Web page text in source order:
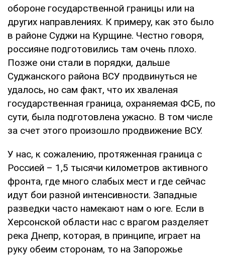
обороне государственной границы или на
других направлениях. К примеру, как это было
в районе Суджи на Курщине. Честно говоря,
россияне подготовились там очень плохо.
Позже они стали в порядки, дальше
Суджанского района ВСУ продвинуться не
удалось, но сам факт, что их хваленая
государственная граница, охраняемая ФСБ, по
сути, была подготовлена ужасно. В том числе
за счет этого произошло продвижение ВСУ.
У нас, к сожалению, протяженная граница с
Россией – 1,5 тысячи километров активного
фронта, где много слабых мест и где сейчас
идут бои разной интенсивности. Западные
разведки часто намекают нам о юге. Если в
Херсонской области нас с врагом разделяет
река Днепр, которая, в принципе, играет на
руку обеим сторонам, то на Запорожье